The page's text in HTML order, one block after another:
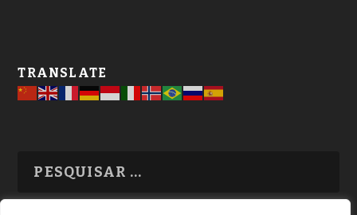
TRANSLATE